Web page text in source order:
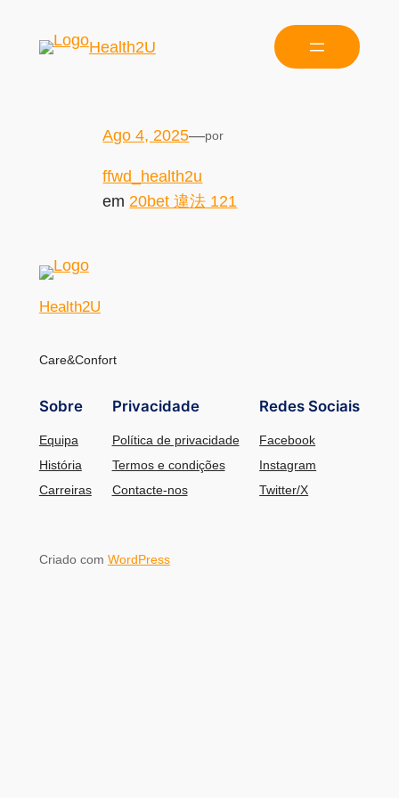
Health2U
Ago 4, 2025—por
ffwd_health2u
em 20bet 違法 121
Health2U
Care&Confort
Sobre
Equipa
História
Carreiras
Privacidade
Política de privacidade
Termos e condições
Contacte-nos
Redes Sociais
Facebook
Instagram
Twitter/X
Criado com WordPress